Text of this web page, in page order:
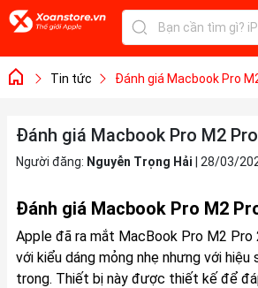
Tin tức Đánh giá Macbook Pro
Đánh giá Macbook Pro M2 Pro
Người đăng: Nguyễn Trọng Hải 28/03/
Đánh giá Macbook Pro M2
Apple đã ra mắt MacBook Pro M2
với kiểu dáng mỏng nhẹ nhưng với hiệu
trong. Thiết bị này được thiết kế để